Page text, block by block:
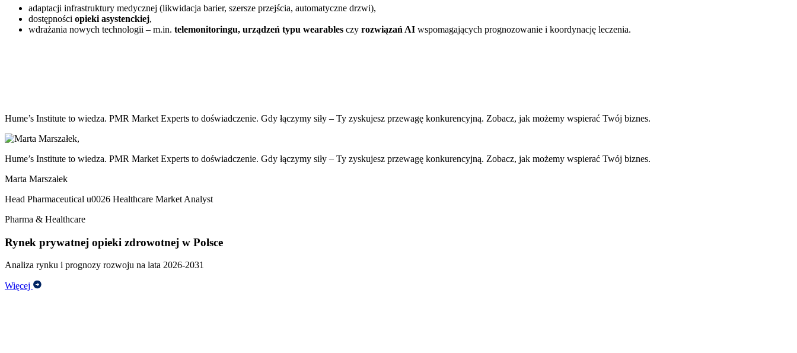
adaptacji infrastruktury medycznej (likwidacja barier, szersze przejścia, automatyczne drzwi),
dostępności opieki asystenckiej,
wdrażania nowych technologii – m.in. telemonitoringu, urządzeń typu wearables czy rozwiązań AI wspomagających prognozowanie i koordynację leczenia.
Hume’s Institute to wiedza. PMR Market Experts to doświadczenie. Gdy łączymy siły – Ty zyskujesz przewagę konkurencyjną. Zobacz, jak możemy wspierać Twój biznes.
Hume’s Institute to wiedza. PMR Market Experts to doświadczenie. Gdy łączymy siły – Ty zyskujesz przewagę konkurencyjną. Zobacz, jak możemy wspierać Twój biznes.
Marta Marszałek
Head Pharmaceutical u0026 Healthcare Market Analyst
Pharma & Healthcare
Rynek prywatnej opieki zdrowotnej w Polsce
Analiza rynku i prognozy rozwoju na lata 2026-2031
Więcej